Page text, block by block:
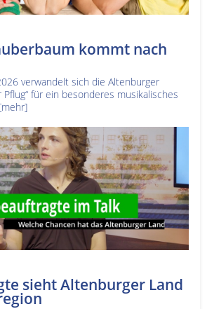
kommt nach
verwandelt sich die Altenburger
Pflug“ für ein besonderes musikalisches
[mehr]
sieht Altenburger Land